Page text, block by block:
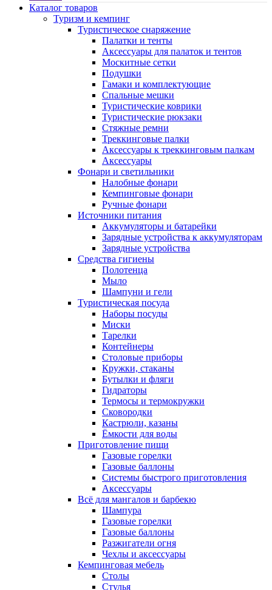
Каталог товаров
Туризм и кемпинг
Туристическое снаряжение
Палатки и тенты
Аксессуары для палаток и тентов
Москитные сетки
Подушки
Гамаки и комплектующие
Спальные мешки
Туристические коврики
Туристические рюкзаки
Стяжные ремни
Треккинговые палки
Аксессуары к треккинговым палкам
Аксессуары
Фонари и светильники
Налобные фонари
Кемпинговые фонари
Ручные фонари
Источники питания
Аккумуляторы и батарейки
Зарядные устройства к аккумуляторам
Зарядные устройства
Средства гигиены
Полотенца
Мыло
Шампуни и гели
Туристическая посуда
Наборы посуды
Миски
Тарелки
Контейнеры
Столовые приборы
Кружки, стаканы
Бутылки и фляги
Гидраторы
Термосы и термокружки
Сковородки
Кастрюли, казаны
Ёмкости для воды
Приготовление пищи
Газовые горелки
Газовые баллоны
Системы быстрого приготовления
Аксессуары
Всё для мангалов и барбекю
Шампура
Газовые горелки
Газовые баллоны
Разжигатели огня
Чехлы и аксессуары
Кемпинговая мебель
Столы
Стулья